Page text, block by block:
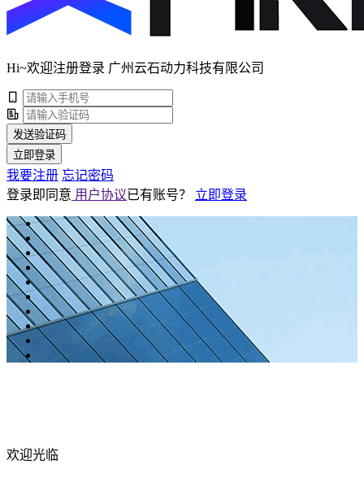
Hi~欢迎注册登录 广州云石动力科技有限公司
发送验证码
立即登录
我要注册 忘记密码
登录即同意 用户协议已有账号？ 立即登录
欢迎光临